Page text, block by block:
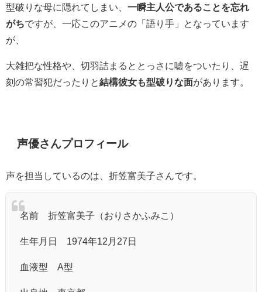
型破りな母に隠れてしまい、 一瞬主人公であることを忘れ
がちですが、一応このアニメの「語り手」となっています
が、
大雑把な性格や、切羽詰まるととっさに嘘をついたり、遅
刻の常習犯だったりと結構彼女も型破りな面があります。
声優さんプロフィール
声を担当しているのは、折笠富美子さんです。
名前 折笠富美子（おりさかふみこ）
生年月日 1974年12月27日
血液型 A型